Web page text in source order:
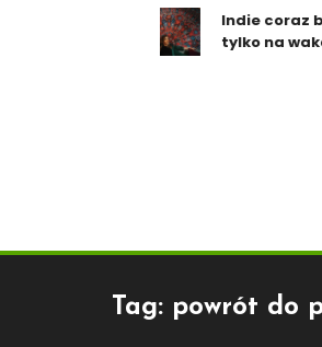
Indie coraz
tylko na
Tag: powrót do